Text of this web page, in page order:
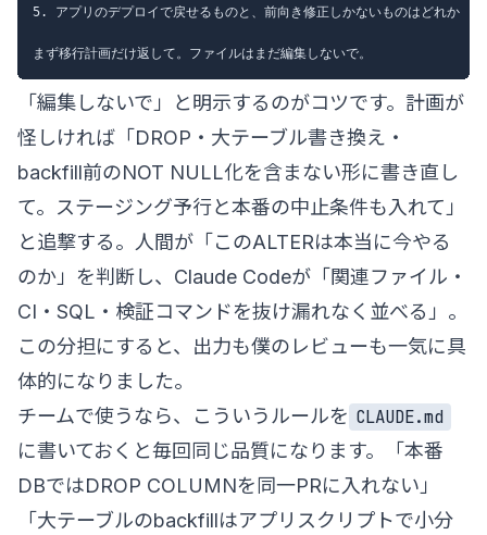
5. アプリのデプロイで戻せるものと、前向き修正しかないものはどれか
「編集しないで」と明示するのがコツです。計画が
怪しければ「DROP・大テーブル書き換え・
backfill前のNOT NULL化を含まない形に書き直し
て。ステージング予行と本番の中止条件も入れて」
と追撃する。人間が「このALTERは本当に今やる
のか」を判断し、Claude Codeが「関連ファイル・
CI・SQL・検証コマンドを抜け漏れなく並べる」。
この分担にすると、出力も僕のレビューも一気に具
体的になりました。
チームで使うなら、こういうルールを CLAUDE.md
に書いておくと毎回同じ品質になります。「本番
DBではDROP COLUMNを同一PRに入れない」
「大テーブルのbackfillはアプリスクリプトで小分